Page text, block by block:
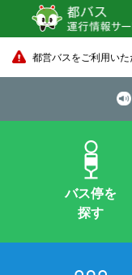
都営バスをご利用いた
バス停を
探す